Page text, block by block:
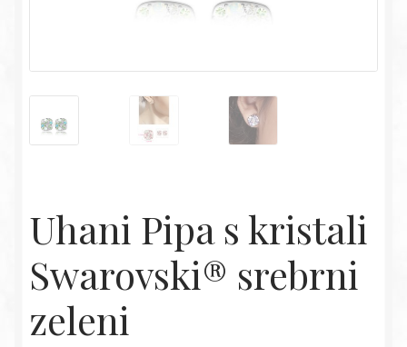
Uhani Pipa s kristali
Swarovski® srebrni
zeleni